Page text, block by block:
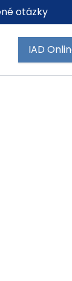
IAD
otázky